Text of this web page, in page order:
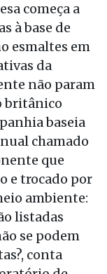
começa a
à base de
esmaltes em
da
não param
britânico
baseia
chamado
que
e trocado por
ambiente:
listadas
se podem
conta